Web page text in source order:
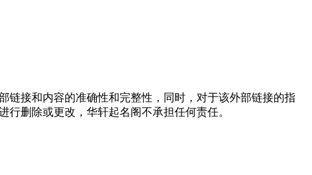
链接和内容的准确性和完整性，同时，对于该外部链接的指
删除或更改，华轩起名阁不承担任何责任。